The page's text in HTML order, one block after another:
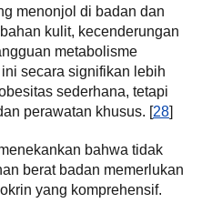
menonjol di badan dan
kulit, kecenderungan
metabolisme
secara signifikan lebih
sederhana, tetapi
perawatan khusus. [28]
bahwa tidak
berat badan memerlukan
yang komprehensif.